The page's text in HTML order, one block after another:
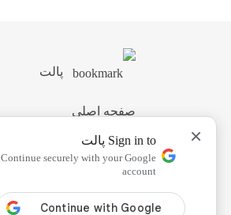
پالت
صفحه اصلی
اشتراک ویژه
پشتیبانی
× Sign in to پالت
Continue securely with your Google
account